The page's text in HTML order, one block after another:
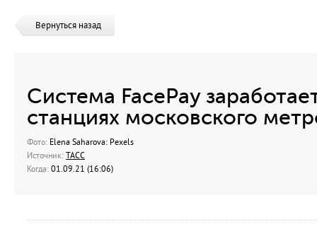
Вернуться назад
Система FacePay
станциях московского
Фото: Elena Saharova: Pexels
Источник: ТАСС
Когда: 01.09.21 (16:06)